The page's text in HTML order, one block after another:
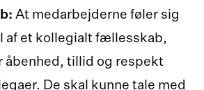
At medarbejderne føler sig
af et kollegialt fællesskab,
åbenhed, tillid og respekt
De skal kunne tale med